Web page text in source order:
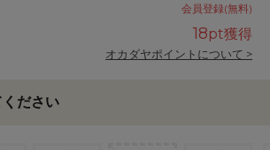
会員登録(無料)
18pt獲得
オカダヤポイントについて >
ださい